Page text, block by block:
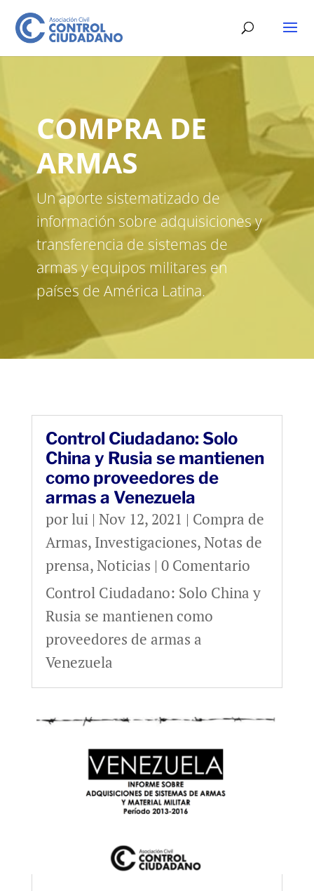
COMPRA DE
ARMAS
Un aporte sistematizado de
información sobre adquisiciones y
transferencia de sistemas de
armas y equipos militares en
países de América Latina.
Control Ciudadano: Solo
China y Rusia se mantienen
como proveedores de
armas a Venezuela
porlui| Nov 12, 2021 | Compra de
Armas, Investigaciones,Notas de
prensa,Noticias | 0 Comentario
Control Ciudadano: Solo China y
Rusia se mantienen como
proveedores de armas a
Venezuela